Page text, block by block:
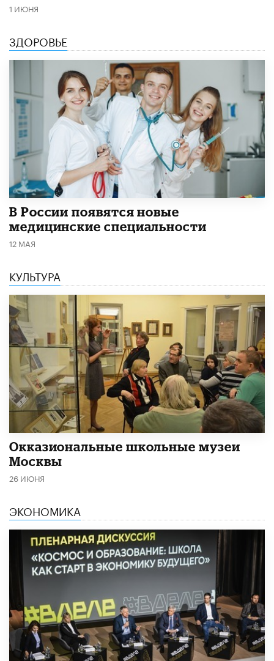
1 ИЮНЯ
ЗДОРОВЬЕ
В России появятся новые
медицинские специальности
12 МАЯ
КУЛЬТУРА
​Окказиональные школьные музеи
Москвы
26 ИЮНЯ
ЭКОНОМИКА